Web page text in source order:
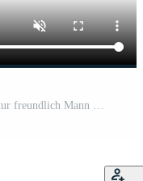
Der Umsatz Blitz Animation von Karikatur freundlich Mann Bild Pro Video